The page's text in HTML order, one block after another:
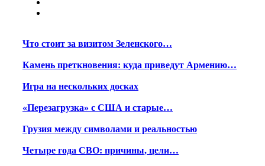
Что стоит за визитом Зеленского…
Камень преткновения: куда приведут Армению…
Игра на нескольких досках
«Перезагрузка» с США и старые…
Грузия между символами и реальностью
Четыре года СВО: причины, цели…